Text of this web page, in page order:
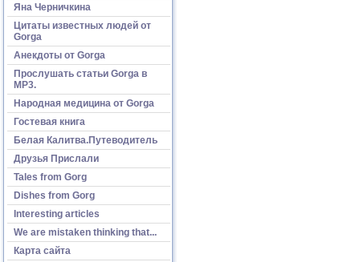
Яна Черничкина
Цитаты известных людей от
Gorga
Анекдоты от Gorga
Прослушать статьи Gorga в
МР3.
Народная медицина от Gorga
Гостевая книга
Белая Калитва.Путеводитель
Друзья Прислали
Tales from Gorg
Dishes from Gorg
Interesting articles
We are mistaken thinking that...
Карта сайта